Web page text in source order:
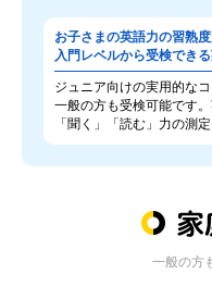
お子さまの英語力の習熟度
入門レベルから受検でき
ジュニア向けの実用的な
一般の方も受検可能です
「聞く」「読む」力の測
一般の方